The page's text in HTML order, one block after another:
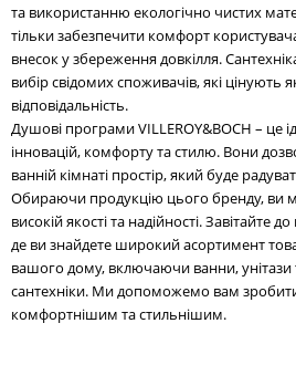
та використанню екологічно чистих
тільки забезпечити комфорт
внесок у збереження довкілля.
вибір свідомих споживачів, які цінують
відповідальність.
Душові програми VILLEROY&BOCH – це
інновацій, комфорту та стилю. Вони
ванній кімнаті простір, який буде
Обираючи продукцію цього бренду, ви
високій якості та надійності. Завітайте
де ви знайдете широкий асортимент
вашого дому, включаючи ванни, унітази
сантехніки. Ми допоможемо вам
комфортнішим та стильнішим.